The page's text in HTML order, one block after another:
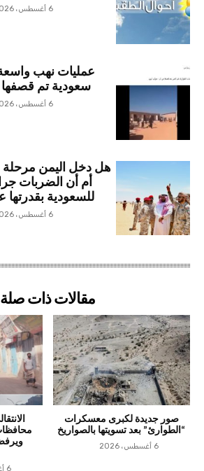
6 أغسطس، 2026
عمليات نهب
سعودية تم
6 أغسطس، 2026
هل دخل اليمن مرحلة
أم أن الضربات
للسعودية بقدرتها
6 أغسطس، 2026
مقالات ذات صلة
صور جديدة لكبرى معسكرات
“الطوارئ” بعد تسويتها بالصواريخ
6 أغسطس، 2026
6 أغسطس، 2026